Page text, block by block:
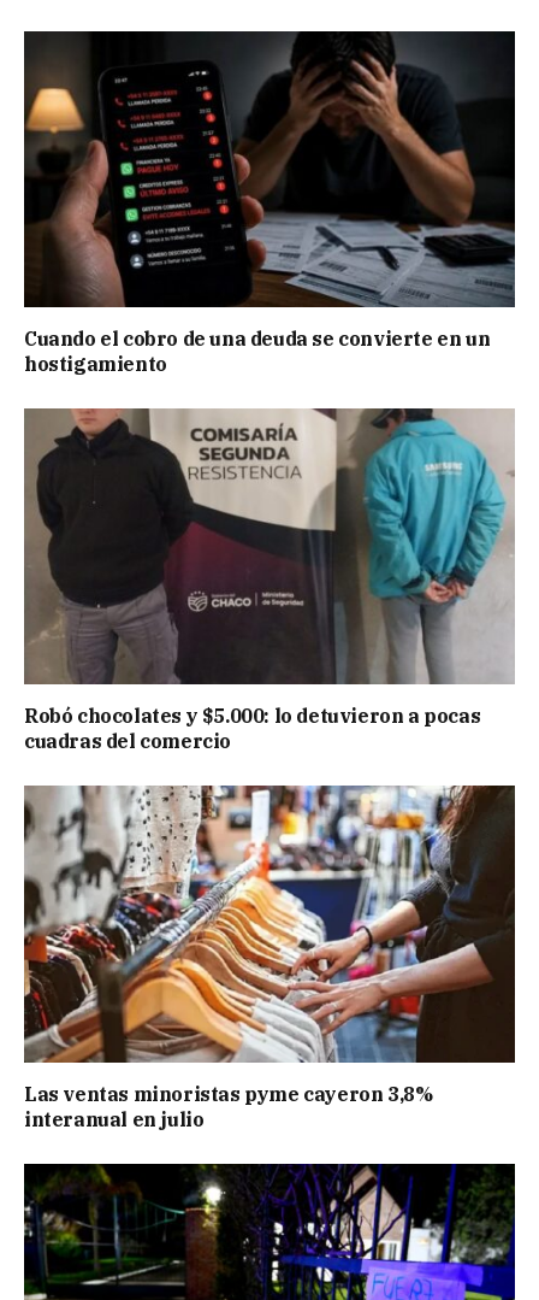
Cuando el cobro de una deuda se convierte en un
hostigamiento
Robó chocolates y $5.000: lo detuvieron a pocas
cuadras del comercio
Las ventas minoristas pyme cayeron 3,8%
interanual en julio